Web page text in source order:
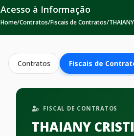
Acesso à Informação
Home/Contratos/Fiscais de Contratos/
Contratos Fiscais de
FISCAL DE CONTRATOS
THAIANY